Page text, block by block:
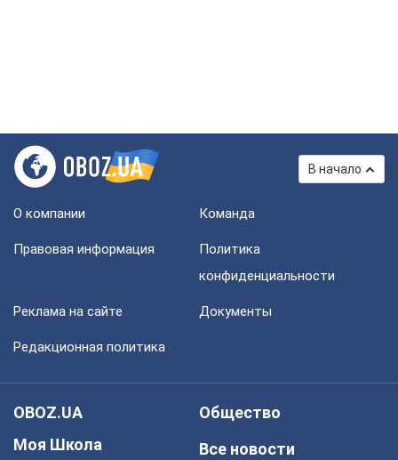
В начало
О компании Команда
Правовая информация
Политика
конфиденциальности
Реклама на сайте Документы
Редакционная политика
OBOZ.UA
Моя Школа
Общество
Все новости